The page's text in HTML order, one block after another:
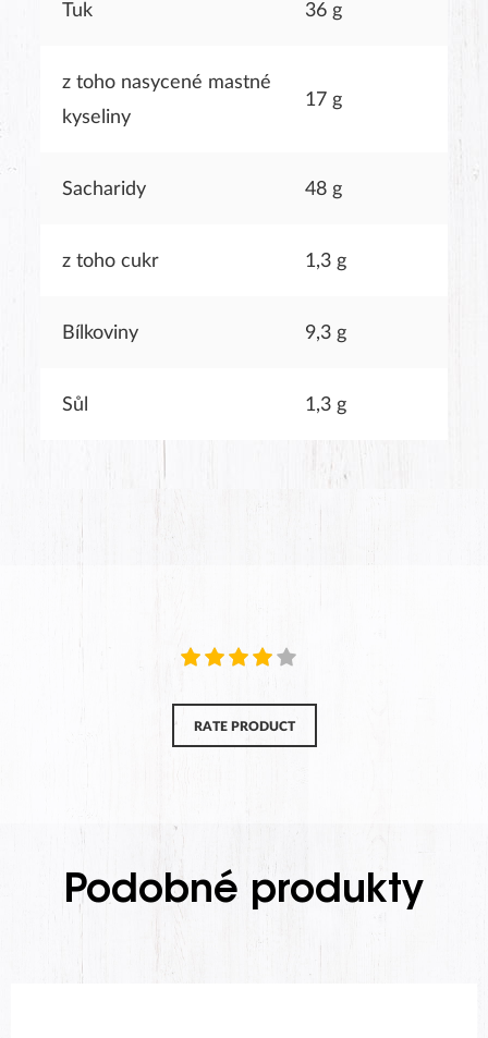
Tuk 36 g
z toho nasycené mastné
kyseliny
17 g
Sacharidy 48 g
z toho cukr 1,3 g
Bílkoviny 9,3 g
Sůl 1,3 g
RATE PRODUCT
Podobné produkty